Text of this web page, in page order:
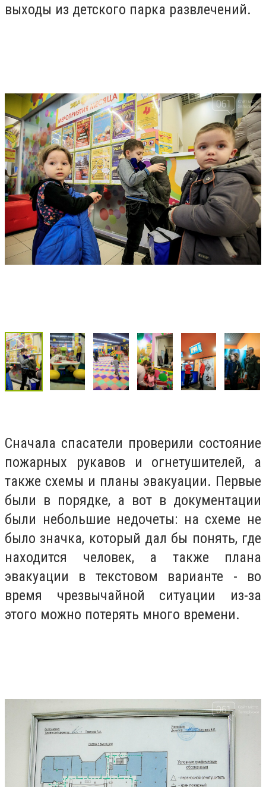
выходы из детского парка развлечений.
Сначала спасатели проверили состояние
пожарных рукавов и огнетушителей, а
также схемы и планы эвакуации. Первые
были в порядке, а вот в документации
были небольшие недочеты: на схеме не
было значка, который дал бы понять, где
находится человек, а также плана
эвакуации в текстовом варианте - во
время чрезвычайной ситуации из-за
этого можно потерять много времени.